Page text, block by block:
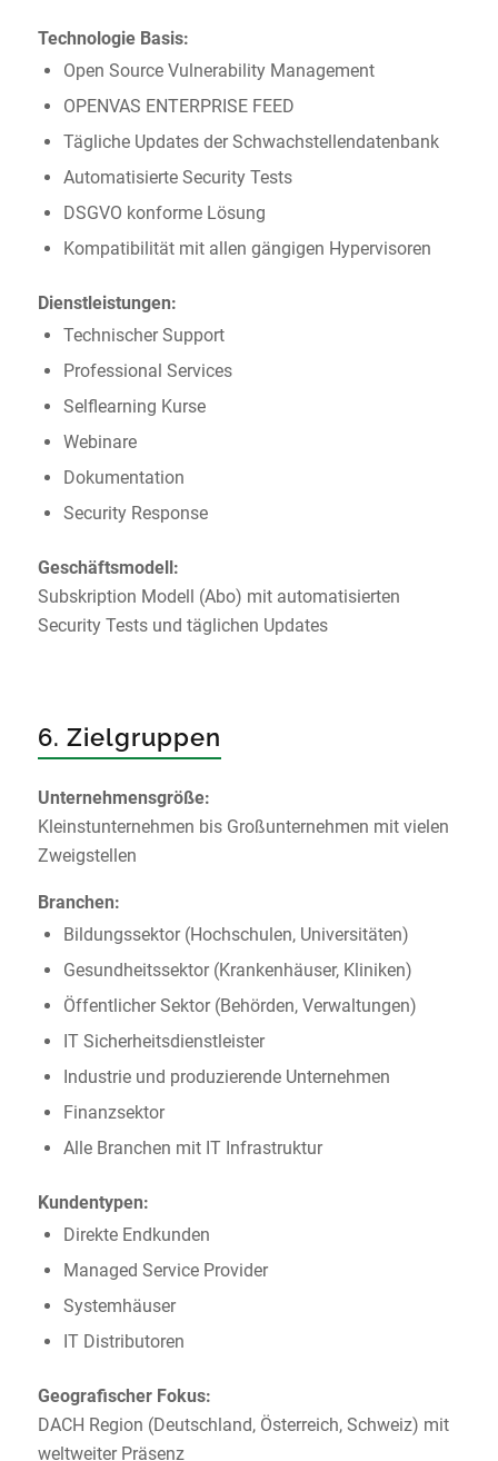
Technologie Basis:
Open Source Vulnerability Management
OPENVAS ENTERPRISE FEED
Tägliche Updates der Schwachstellendatenbank
Automatisierte Security Tests
DSGVO konforme Lösung
Kompatibilität mit allen gängigen Hypervisoren
Dienstleistungen:
Technischer Support
Professional Services
Selflearning Kurse
Webinare
Dokumentation
Security Response
Geschäftsmodell:
Subskription Modell (Abo) mit automatisierten
Security Tests und täglichen Updates
6. Zielgruppen
Unternehmensgröße:
Kleinstunternehmen bis Großunternehmen mit vielen
Zweigstellen
Branchen:
Bildungssektor (Hochschulen, Universitäten)
Gesundheitssektor (Krankenhäuser, Kliniken)
Öffentlicher Sektor (Behörden, Verwaltungen)
IT Sicherheitsdienstleister
Industrie und produzierende Unternehmen
Finanzsektor
Alle Branchen mit IT Infrastruktur
Kundentypen:
Direkte Endkunden
Managed Service Provider
Systemhäuser
IT Distributoren
Geografischer Fokus:
DACH Region (Deutschland, Österreich, Schweiz) mit
weltweiter Präsenz